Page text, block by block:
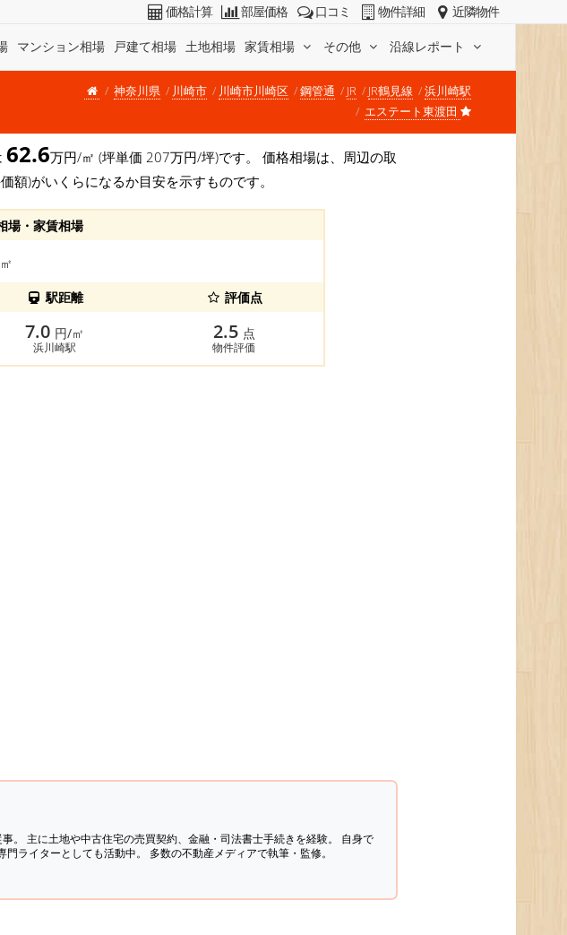
マンション相場 戸建て相場 土地相場 家賃相場 その他 沿線レポート
価格計算 部屋価格 口コミ 物件詳細 近隣物件
神奈川県 川崎市 川崎市川崎区 鋼管通 JR JR鶴見線
浜川崎駅
エステート東渡田
62.6万円/㎡ (坪単価 207万円/坪)です。 価格相場は、周辺の取
額)がいくらになるか目安を示すものです。
場・家賃相場
駅距離 評価点
7.0 円/㎡
浜川崎駅
2.5 点
物件評価
主に土地や中古住宅の売買契約、金融・司法書士手続きを経験。 自身で
ライターとしても活動中。 多数の不動産メディアで執筆・監修。